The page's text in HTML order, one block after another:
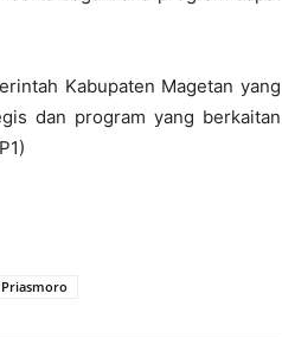
Kabupaten Magetan yang
dan program yang berkaitan